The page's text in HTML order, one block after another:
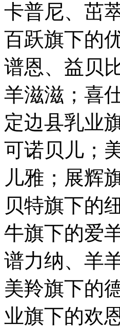
卡普尼、茁
百跃旗下的
谱恩、益贝
羊滋滋；喜
定边县乳业
可诺贝儿；
儿雅；展辉
贝特旗下的
牛旗下的爱
谱力纳、羊
美羚旗下的
业旗下的欢